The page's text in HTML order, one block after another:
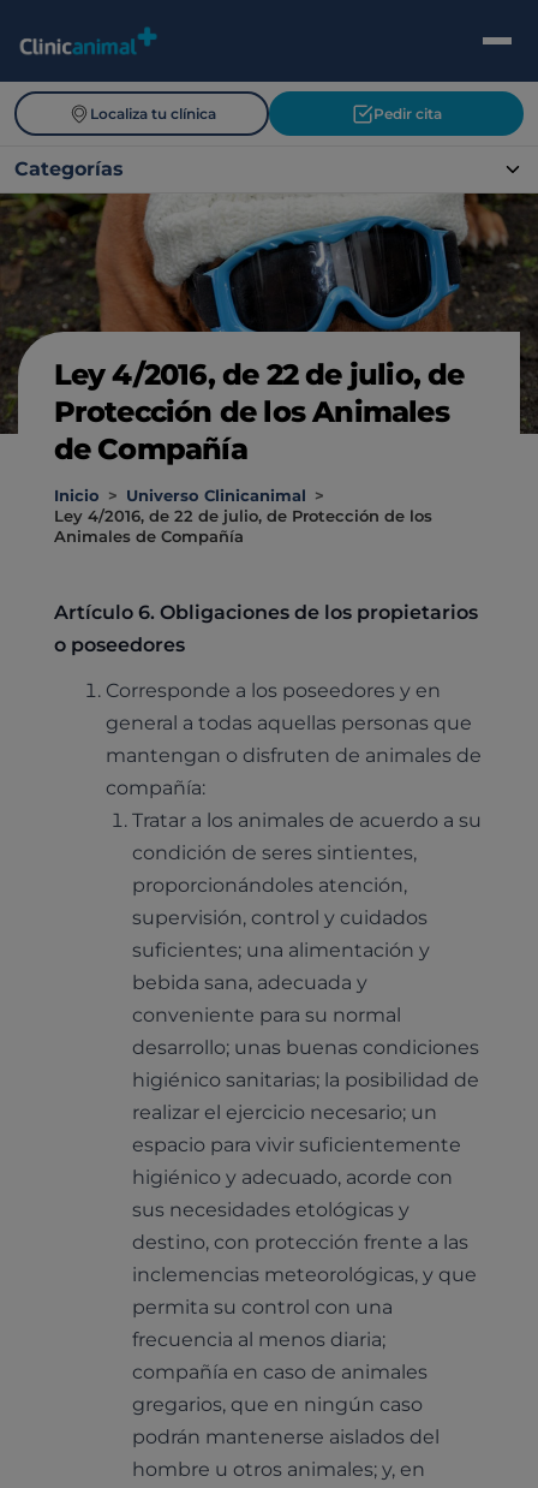
Localiza tu clínica Pedir cita
Categorías
Ley 4/2016, de 22 de julio, de
Protección de los Animales
de Compañía
Inicio > Universo Clinicanimal >
Ley 4/2016, de 22 de julio, de Protección de los
Animales de Compañía
Artículo 6. Obligaciones de los propietarios
o poseedores
Corresponde a los poseedores y en
general a todas aquellas personas que
mantengan o disfruten de animales de
compañía:
Tratar a los animales de acuerdo a su
condición de seres sintientes,
proporcionándoles atención,
supervisión, control y cuidados
suficientes; una alimentación y
bebida sana, adecuada y
conveniente para su normal
desarrollo; unas buenas condiciones
higiénico sanitarias; la posibilidad de
realizar el ejercicio necesario; un
espacio para vivir suficientemente
higiénico y adecuado, acorde con
sus necesidades etológicas y
destino, con protección frente a las
inclemencias meteorológicas, y que
permita su control con una
frecuencia al menos diaria;
compañía en caso de animales
gregarios, que en ningún caso
podrán mantenerse aislados del
hombre u otros animales; y, en